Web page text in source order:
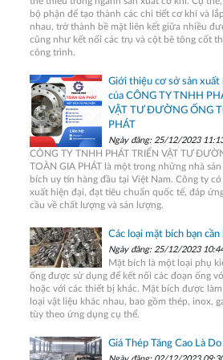
bộ phận để tạo thành các chi tiết cơ khí và
nhau, trở thành bề mặt liên kết giữa nhiều
cũng như kết nối các trụ và cột bê tông cốt
công trình.
Giới thiệu cơ sở sản xuất
của CÔNG TY TNHH
VẬT TƯ ĐƯỜNG ỐNG
PHÁT
Ngày đăng: 25/12/2023
CÔNG TY TNHH PHÁT TRIỂN VẬT TƯ
TOÀN GIA PHÁT là một trong những nhà
bích uy tín hàng đầu tại Việt Nam. Công ty có
xuất hiện đại, đạt tiêu chuẩn quốc tế, đáp
cầu về chất lượng và sản lượng.
Các loại mặt bích bạn cần
Ngày đăng: 25/12/2023
Mặt bích là một loại phụ
ống được sử dụng để kết nối các đoạn ống
hoặc với các thiết bị khác. Mặt bích được
loại vật liệu khác nhau, bao gồm thép, inox,
tùy theo ứng dụng cụ thể.
Giá Thép Tăng Cao Là